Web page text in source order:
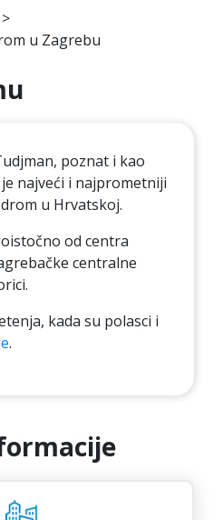
>
u Zagrebu
poznat i kao
najveći i najprometniji
u Hrvatskoj.
od centra
centralne
kada su polasci i
.